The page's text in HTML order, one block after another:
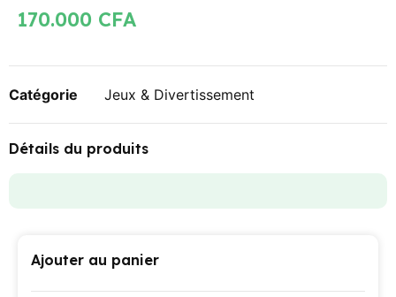
170.000 CFA
Catégorie Jeux & Divertissement
Détails du produits
Ajouter au panier